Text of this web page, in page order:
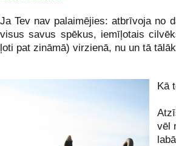
Ja Tev nav palaimējies: atbrīvoja no
visus savus spēkus, iemīļotais
ļoti pat zināmā) virzienā, nu un tā
Kā
vēl